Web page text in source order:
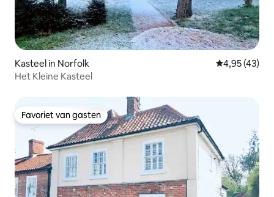
Kasteel in Norfolk Gemiddelde
4,95 (43)
Het Kleine Kasteel
Favoriet van gasten
Favoriet van gasten